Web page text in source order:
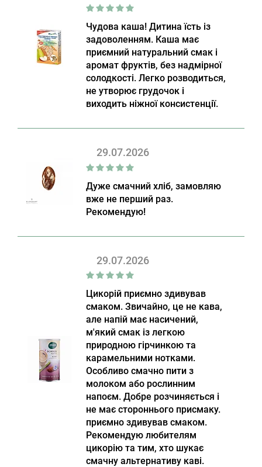
Чудова каша! Дитина їсть із
задоволенням. Каша має
приємний натуральний смак і
аромат фруктів, без надмірної
солодкості. Легко розводиться,
не утворює грудочок і
виходить ніжної консистенції.
29.07.2026
Дуже смачний хліб, замовляю
вже не перший раз.
Рекомендую!
29.07.2026
Цикорій приємно здивував
смаком. Звичайно, це не кава,
але напій має насичений,
м'який смак із легкою
природною гірчинкою та
карамельними нотками.
Особливо смачно пити з
молоком або рослинним
напоєм. Добре розчиняється і
не має стороннього присмаку.
приємно здивував смаком.
Рекомендую любителям
цикорію та тим, хто шукає
смачну альтернативу каві.